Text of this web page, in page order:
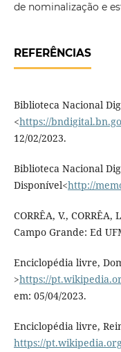
de nominalização e
REFERÊNCIAS
Biblioteca Nacional
<https://
12/02/2023.
Biblioteca Nacional
Disponível<http://
CORRÊA, V.,
Campo Grande: Ed
Enciclopédia livre,
>https://
em: 05/04/2023.
Enciclopédia livre,
https://